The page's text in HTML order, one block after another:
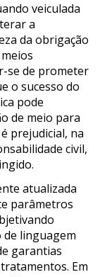
veiculada
a
da obrigação
se de prometer
o sucesso do
pode
de meio para
prejudicial, na
civil,
atualizada
parâmetros
linguagem
garantias
Em